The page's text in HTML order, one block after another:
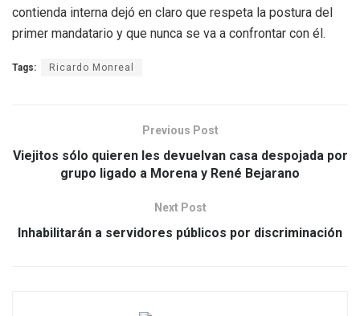
contienda interna dejó en claro que respeta la postura del
primer mandatario y que nunca se va a confrontar con él.
Tags: Ricardo Monreal
Previous Post
Viejitos sólo quieren les devuelvan casa despojada por
grupo ligado a Morena y René Bejarano
Next Post
Inhabilitarán a servidores públicos por discriminación